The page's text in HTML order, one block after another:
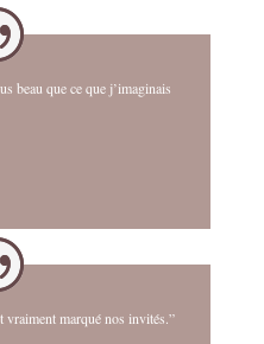
beau que ce que j’imaginais
marqué nos invités.”